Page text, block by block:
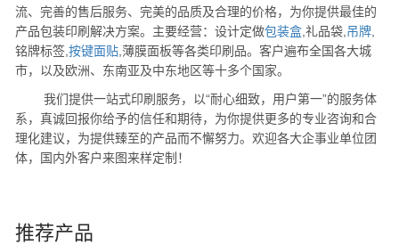
流、完善的售后服务、完美的品质及合理的价格，为你提供最佳的
产品包装印刷解决方案。主要经营：设计定做包装盒 ,礼品袋, 吊牌
铭牌标签, 按键面贴 ,薄膜面板等各类印刷品。客户遍布全国各大城
市，以及欧洲、东南亚及中东地区等十多个国家。
我们提供一站式印刷服务，以“耐心细致，用户第一”的服务体
系，真诚回报你给予的信任和期待，为你提供更多的专业咨询和合
理化建议，为提供臻至的产品而不懈努力。欢迎各大企事业单位团
体，国内外客户来图来样定制！
推荐产品